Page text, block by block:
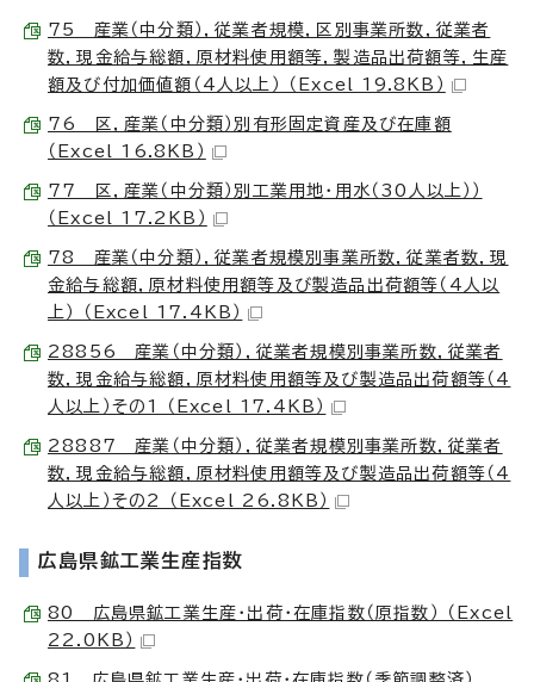
75 産業（中分類），従業者規模，区別事業所数，従業者
数，現金給与総額，原材料使用額等，製造品出荷額等，生産
額及び付加価値額（4人以上） （Excel 19.8KB）
76 区，産業（中分類）別有形固定資産及び在庫額
（Excel 16.8KB）
77 区，産業（中分類）別工業用地・用水（30人以上））
（Excel 17.2KB）
78 産業（中分類），従業者規模別事業所数，従業者数，現
金給与総額，原材料使用額等及び製造品出荷額等（4人以
上） （Excel 17.4KB）
28856 産業（中分類），従業者規模別事業所数，従業者
数，現金給与総額，原材料使用額等及び製造品出荷額等（4
人以上）その1 （Excel 17.4KB）
28887 産業（中分類），従業者規模別事業所数，従業者
数，現金給与総額，原材料使用額等及び製造品出荷額等（4
人以上）その2 （Excel 26.8KB）
広島県鉱工業生産指数
80 広島県鉱工業生産・出荷・在庫指数（原指数） （Excel
22.0KB）